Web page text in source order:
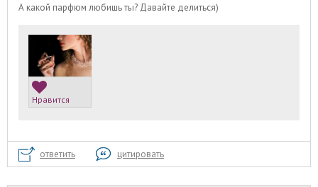
А какой парфюм любишь ты? Давайте делиться)
Нравится
ответить цитировать